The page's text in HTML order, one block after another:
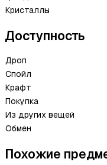
Кристаллы
Доступность
Дроп
Спойл
Крафт
Покупка
Из других вещей
Обмен
Похожие